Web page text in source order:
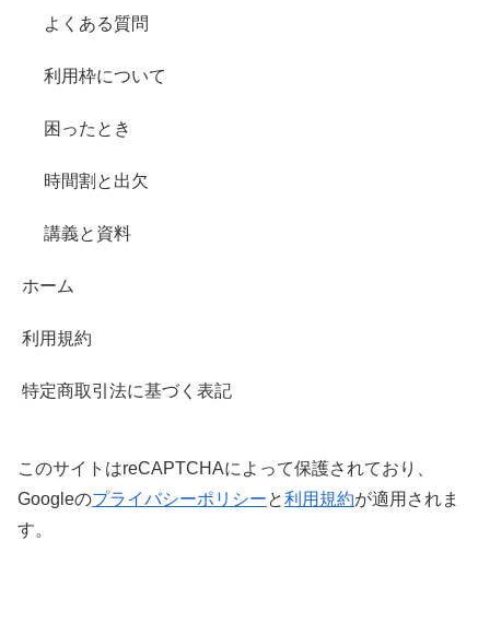
よくある質問
利用枠について
困ったとき
時間割と出欠
講義と資料
ホーム
利用規約
特定商取引法に基づく表記
このサイトはreCAPTCHAによって保護されており、
Googleのプライバシーポリシーと利用規約が適用されま
す。